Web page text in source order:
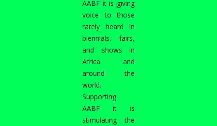
AABF it is giving
voice to those
rarely heard in
biennials, fairs,
and shows in
Africa and
around the
world.
Supporting
AABF it is
stimulating the